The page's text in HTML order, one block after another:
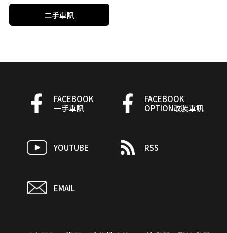
二手車訊
FACEBOOK
一手車訊
FACEBOOK
OPTION改裝車訊
YOUTUBE RSS
EMAIL